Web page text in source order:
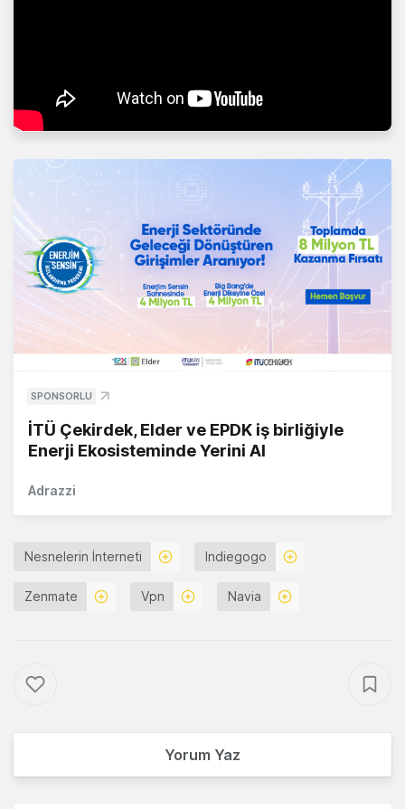
SPONSORLU
İTÜ Çekirdek, Elder ve EPDK iş birliğiyle
Enerji Ekosisteminde Yerini Al
Adrazzi
Nesnelerin İnterneti Indiegogo
Zenmate Vpn Navia
Yorum Yaz